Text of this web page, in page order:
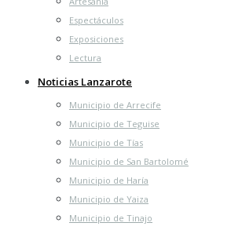
Espectáculos
Exposiciones
Lectura
Noticias Lanzarote
Municipio de Arrecife
Municipio de Teguise
Municipio de Tías
Municipio de San Bartolomé
Municipio de Haría
Municipio de Yaiza
Municipio de Tinajo